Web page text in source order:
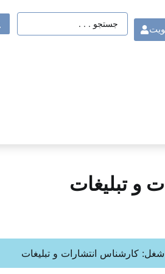
و تبلیغات
کارشناس انتشارات و تبلیغات